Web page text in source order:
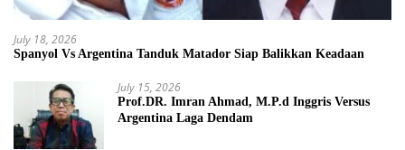
July 18, 2026
Spanyol Vs Argentina Tanduk Matador Siap Balikkan Keadaan
July 15, 2026
Prof.DR. Imran Ahmad, M.P.d Inggris Versus
Argentina Laga Dendam